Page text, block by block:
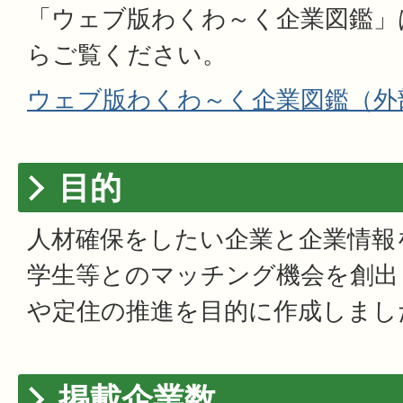
「ウェブ版わくわ～く企業図鑑
らご覧ください。
ウェブ版わくわ～く企業図鑑（
目的
人材確保をしたい企業と企業情
学生等とのマッチング機会を創
や定住の推進を目的に作成しま